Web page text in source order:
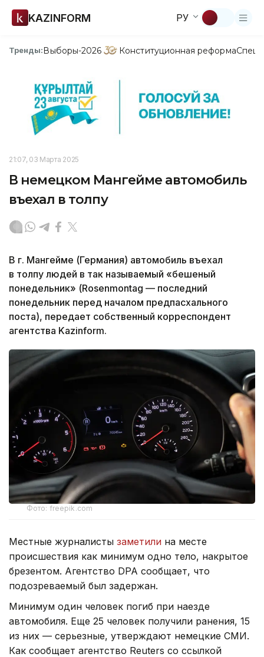
KAZINFORM РУ
Тренды:Выборы-2026 Конституционная реформа
21:07, 03 Марта 2025
В немецком Мангейме автомобиль
въехал в толпу
В г. Мангейме (Германия) автомобиль въехал
в толпу людей в так называемый «бешеный
понедельник» (Rosenmontag — последний
понедельник перед началом предпасхального
поста), передает собственный корреспондент
агентства Kazinform.
Фото: freepik.com
Местные журналисты заметили на месте
происшествия как минимум одно тело, накрытое
брезентом. Агентство DPA сообщает, что
подозреваемый был задержан.
Минимум один человек погиб при наезде
автомобиля. Еще 25 человек получили ранения, 15
из них — серьезные, утверждают немецкие СМИ.
Как сообщает агентство Reuters со ссылкой